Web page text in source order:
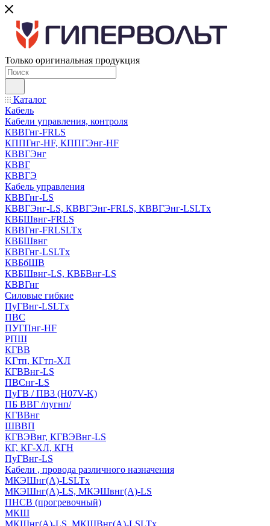
Только оригинальная продукция
Каталог
Кабель
Кабели управления, контроля
КВВГнг-FRLS
КППГнг-HF, КППГЭнг-HF
КВВГЭнг
КВВГ
КВВГЭ
Кабель управления
КВВГнг-LS
КВВГЭнг-LS, КВВГЭнг-FRLS, КВВГЭнг-LSLTx
КВБШвнг-FRLS
КВВГнг-FRLSLTx
КВБШвнг
КВВГнг-LSLTx
КВБбШВ
КВБШвнг-LS, КВБВнг-LS
КВВГнг
Силовые гибкие
ПуГВнг-LSLTx
ПВС
ПУГПнг-HF
РПШ
КГВВ
KГтп, КГтп-ХЛ
КГВВнг-LS
ПВСнг-LS
ПуГВ / ПВ3 (H07V-K)
ПБ ВВГ /пугнп/
КГВВнг
ШВВП
КГВЭВнг, КГВЭВнг-LS
КГ, КГ-ХЛ, КГН
ПуГВнг-LS
Кабели , провода различного назначения
МКЭШнг(А)-LSLTx
МКЭШнг(А)-LS, МКЭШвнг(А)-LS
ПНСВ (прогревочный)
МКШ
МКШнг(А)-LS, МКШВнг(А)-LSLTx